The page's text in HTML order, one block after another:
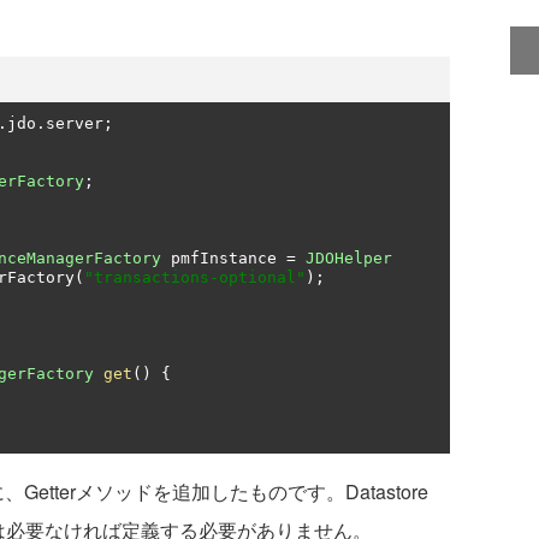
jdo . server ;
;
pmfInstance = JDOHelper
( "transactions-optional" );
get () {
メソッドを追加したものです。Datastore
要なければ定義する必要がありません。